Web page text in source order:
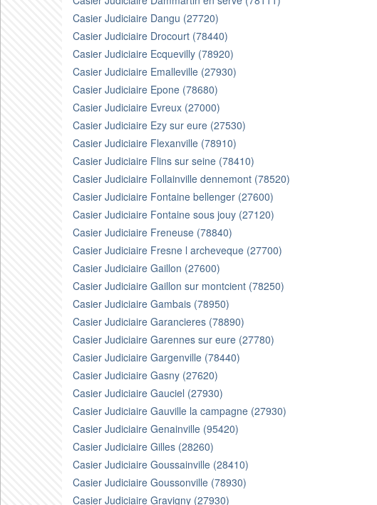
Casier Judiciaire Dangu (27720)
Casier Judiciaire Drocourt (78440)
Casier Judiciaire Ecquevilly (78920)
Casier Judiciaire Emalleville (27930)
Casier Judiciaire Epone (78680)
Casier Judiciaire Evreux (27000)
Casier Judiciaire Ezy sur eure (27530)
Casier Judiciaire Flexanville (78910)
Casier Judiciaire Flins sur seine (78410)
Casier Judiciaire Follainville dennemont (78520)
Casier Judiciaire Fontaine bellenger (27600)
Casier Judiciaire Fontaine sous jouy (27120)
Casier Judiciaire Freneuse (78840)
Casier Judiciaire Fresne l archeveque (27700)
Casier Judiciaire Gaillon (27600)
Casier Judiciaire Gaillon sur montcient (78250)
Casier Judiciaire Gambais (78950)
Casier Judiciaire Garancieres (78890)
Casier Judiciaire Garennes sur eure (27780)
Casier Judiciaire Gargenville (78440)
Casier Judiciaire Gasny (27620)
Casier Judiciaire Gauciel (27930)
Casier Judiciaire Gauville la campagne (27930)
Casier Judiciaire Genainville (95420)
Casier Judiciaire Gilles (28260)
Casier Judiciaire Goussainville (28410)
Casier Judiciaire Goussonville (78930)
Casier Judiciaire Gravigny (27930)